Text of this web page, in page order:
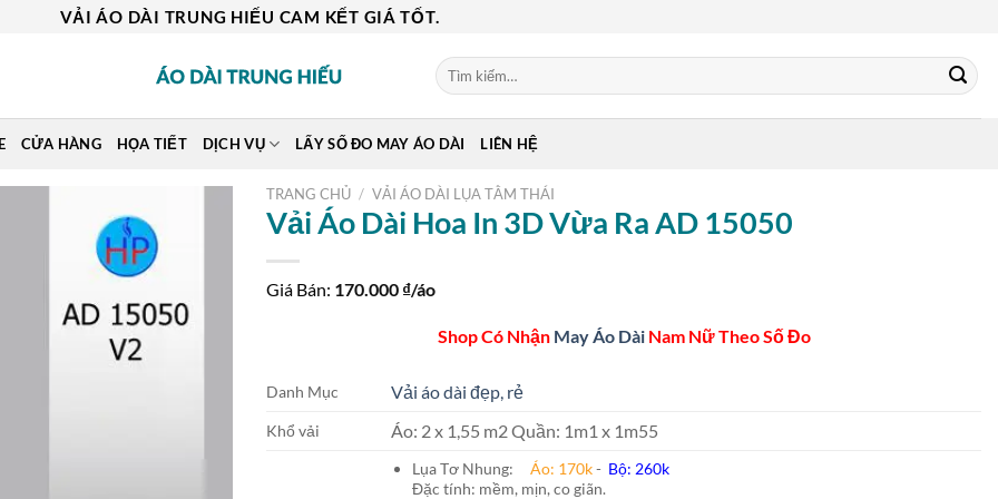
VẢI ÁO DÀI TRUNG HIẾU CAM KẾT GIÁ TỐT.
Tìm
kiếm:
CỬA HÀNG HỌA TIẾT DỊCH VỤ LẤY SỐ ĐO MAY ÁO DÀI LIÊN HỆ
TRANG CHỦ / VẢI ÁO DÀI LỤA TẰM THÁI
Vải Áo Dài Hoa In 3D Vừa Ra AD 15050
Giá Bán: 170.000 ₫/áo
Shop Có Nhận May Áo DàiNam Nữ Theo Số Đo
Danh Mục Vải áo dài đẹp, rẻ
Khổ vải Áo: 2 x 1,55 m2 Quần: 1m1 x 1m55
Lụa Tơ Nhung: Áo: 170k- Bộ: 260k
Đặc tính: mềm, mịn, co giãn.